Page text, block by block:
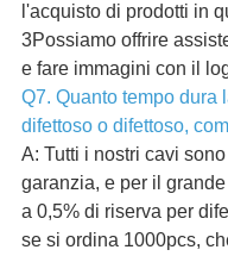
l'acquisto di prodotti in
3Possiamo offrire
e fare immagini con il
Q7. Quanto tempo dura
difettoso o difettoso,
A: Tutti i nostri cavi
garanzia, e per il
a 0,5% di riserva per
se si ordina 1000pcs,